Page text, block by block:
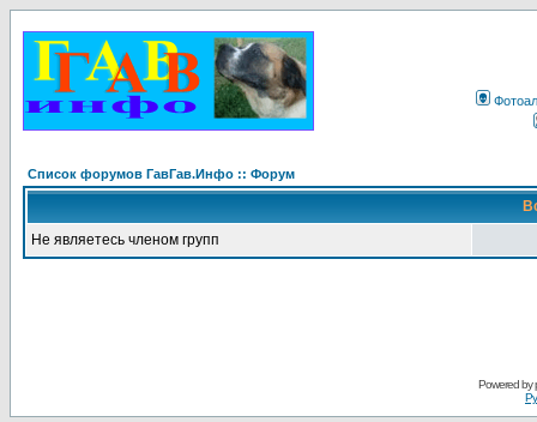
Список форумов ГавГав.Инфо :: Форум
Не являетесь членом групп
Powered by